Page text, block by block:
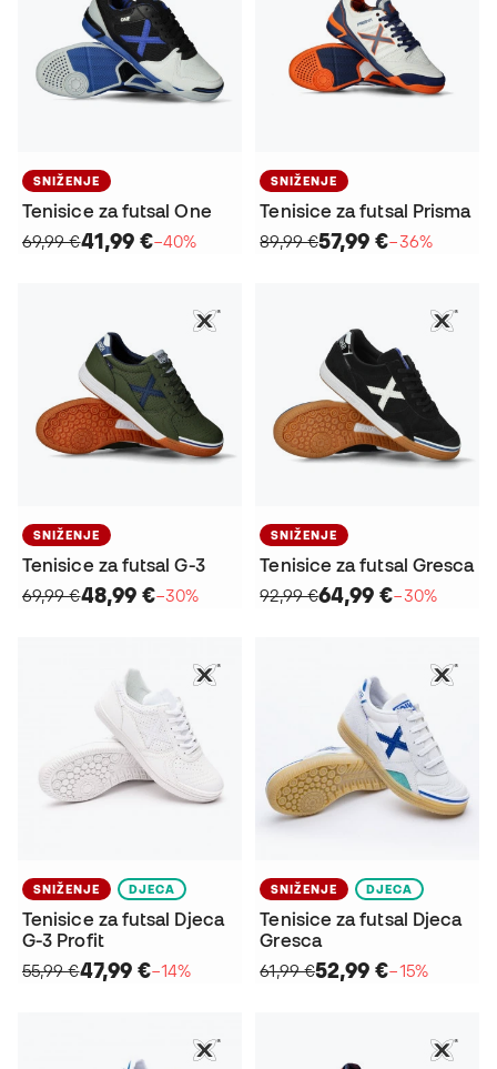
SNIŽENJE
Tenisice za futsal One
69,99 €41,99 €−40%
SNIŽENJE
Tenisice za futsal Prisma
89,99 €57,99 €−36%
SNIŽENJE
Tenisice za futsal G-3
69,99 €48,99 €−30%
SNIŽENJE
Tenisice za futsal Gresca
92,99 €64,99 €−30%
SNIŽENJE DJECA
Tenisice za futsal Djeca
G-3 Profit
55,99 €47,99 €−14%
SNIŽENJE DJECA
Tenisice za futsal Djeca
Gresca
61,99 €52,99 €−15%